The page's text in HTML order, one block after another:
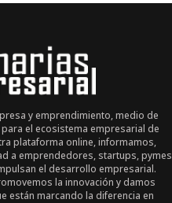
y emprendimiento, medio de
el ecosistema empresarial de
plataforma online, informamos,
a emprendedores, startups, pymes
el desarrollo empresarial.
la innovación y damos
están marcando la diferencia en